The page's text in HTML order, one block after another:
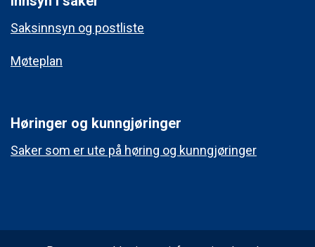
Saksinnsyn og postliste
Møteplan
Høringer og kunngjøringer
Saker som er ute på høring og kunngjøringer